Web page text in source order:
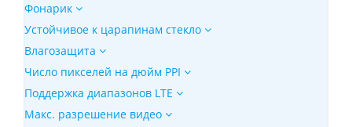
Фонарик
Устойчивое к царапинам стекло
Влагозащита
Число пикселей на дюйм PPI
Поддержка диапазонов LTE
Макс. разрешение видео